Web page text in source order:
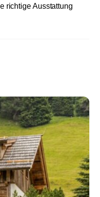
richtige Ausstattung